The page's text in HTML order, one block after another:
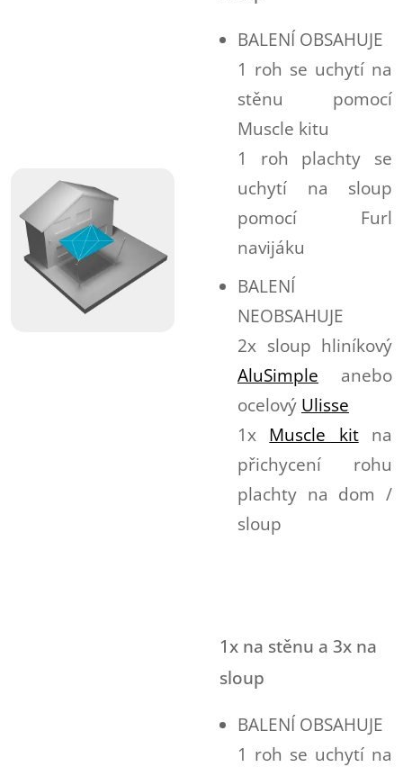
BALENÍ OBSAHUJE
1 roh se uchytí na
stěnu pomocí
Muscle kitu
1 roh plachty se
uchytí na sloup
pomocí Furl
navijáku
BALENÍ
NEOBSAHUJE
2x sloup hliníkový
AluSimple anebo
ocelový Ulisse
1x Muscle kitna
přichycení rohu
plachty na dom /
sloup
1x na stěnu a 3x na
sloup
BALENÍ OBSAHUJE
1 roh se uchytí na